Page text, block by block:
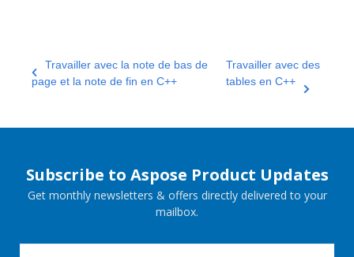
Travailler avec la note de bas de
page et la note de fin en C++
Travailler avec des
tables en C++
Subscribe to Aspose Product Updates
Get monthly newsletters & offers directly delivered to your
mailbox.